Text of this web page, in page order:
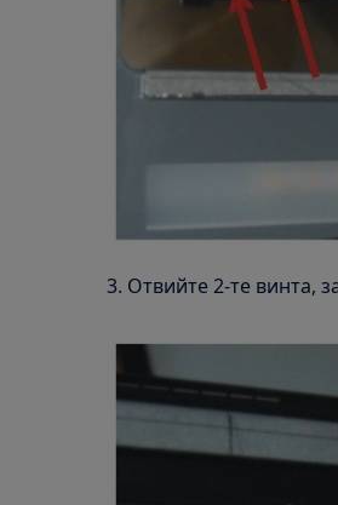
3. Отвийте 2-те винта,